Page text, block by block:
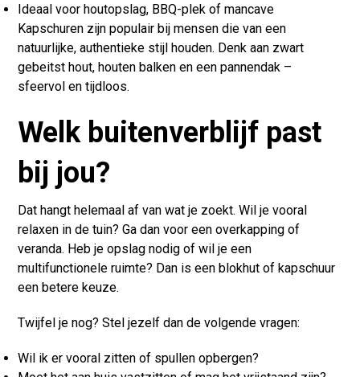
Ideaal voor houtopslag, BBQ-plek of mancave
Kapschuren zijn populair bij mensen die van een
natuurlijke, authentieke stijl houden. Denk aan zwart
gebeitst hout, houten balken en een pannendak –
sfeervol en tijdloos.
Welk buitenverblijf past
bij jou?
Dat hangt helemaal af van wat je zoekt. Wil je vooral
relaxen in de tuin? Ga dan voor een overkapping of
veranda. Heb je opslag nodig of wil je een
multifunctionele ruimte? Dan is een blokhut of kapschuur
een betere keuze.
Twijfel je nog? Stel jezelf dan de volgende vragen:
Wil ik er vooral zitten of spullen opbergen?